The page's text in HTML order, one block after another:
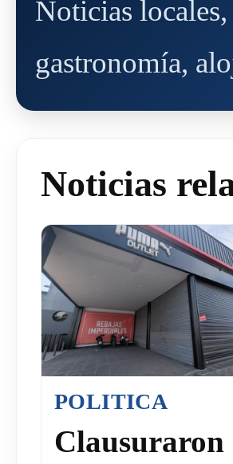
Noticias
gastronomía,
Noticias
POLITICA
Clausuraron